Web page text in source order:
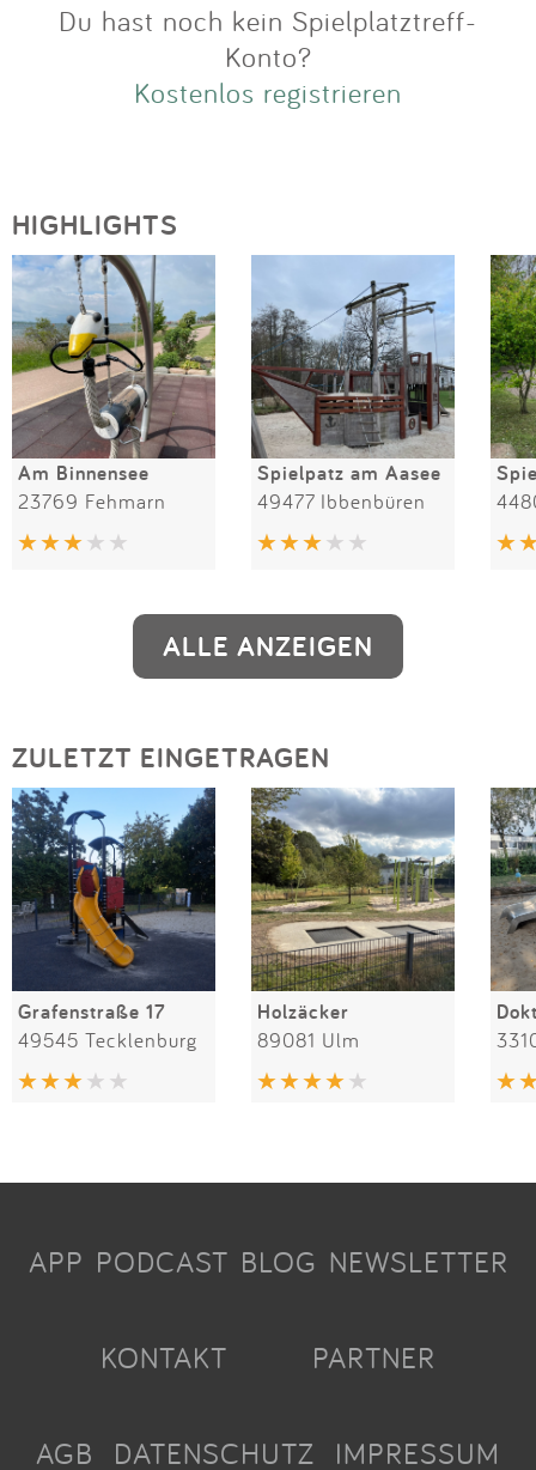
Du hast noch kein Spielplatztreff-
Konto?
Kostenlos registrieren
HIGHLIGHTS
Am Binnensee
23769 Fehmarn
Spielpatz am Aasee
49477 Ibbenbüren
ALLE ANZEIGEN
ZULETZT EINGETRAGEN
Grafenstraße 17
49545 Tecklenburg
Holzäcker
89081 Ulm
APP PODCAST BLOG NEWSLETTER
KONTAKT PARTNER
AGB DATENSCHUTZ IMPRESSUM